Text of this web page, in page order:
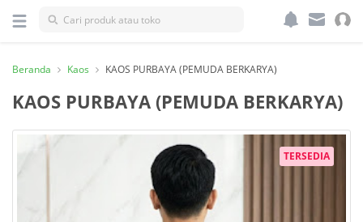
Kategori
Beranda Kaos KAOS PURBAYA (PEMUDA BERKARYA)
KAOS PURBAYA (PEMUDA BERKARYA)
TERSEDIA